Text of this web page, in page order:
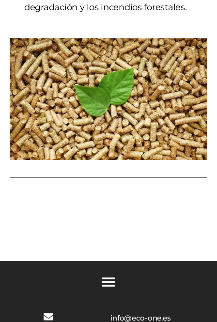
degradación y los incendios forestales.
info@eco-one.es